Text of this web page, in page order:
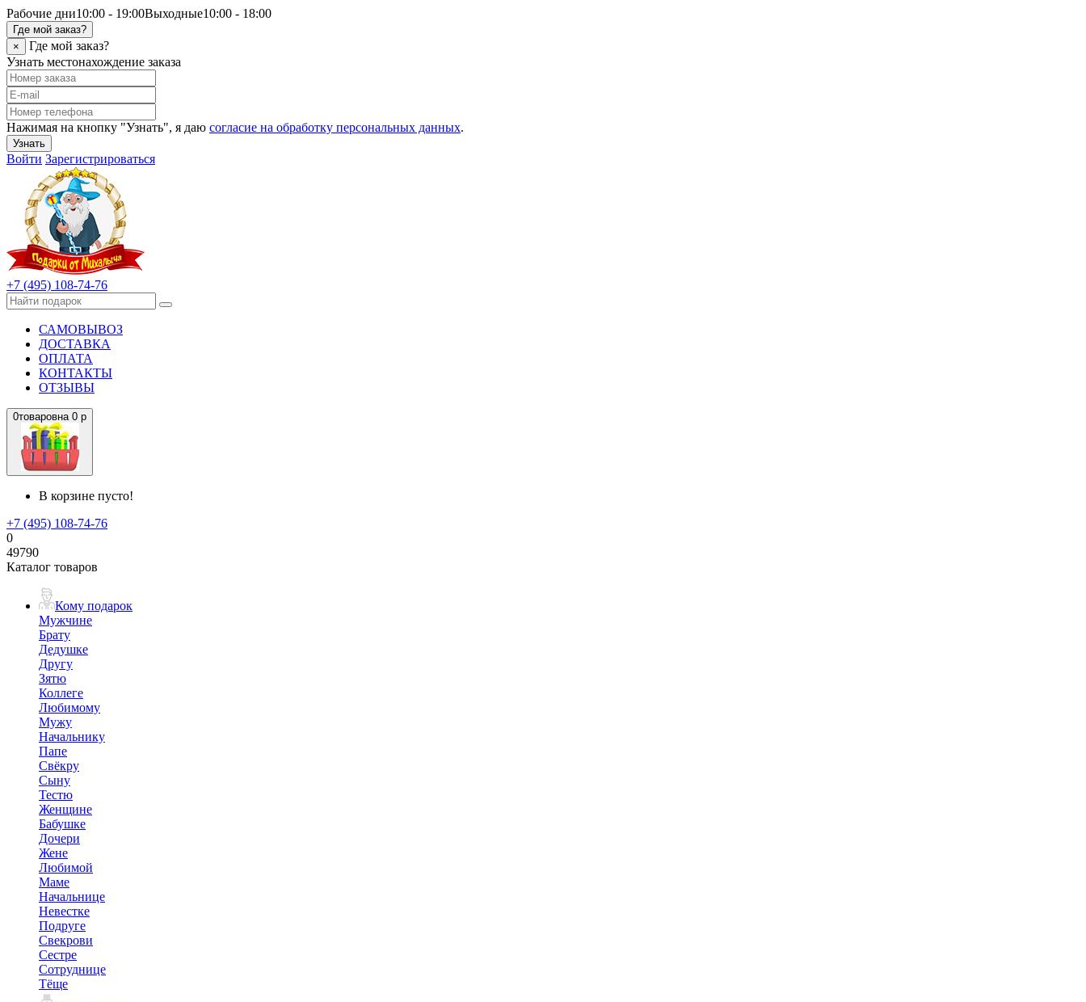
Рабочие дни10:00 - 19:00Выходные10:00 - 18:00
Где мой заказ?
×
Где мой заказ?
Узнать местонахождение заказа
Нажимая на кнопку "Узнать", я даю согласие на обработку персональных данных.
Узнать
Войти Зарегистрироваться
+7 (495) 108-74-76
САМОВЫВОЗ
ДОСТАВКА
ОПЛАТА
КОНТАКТЫ
ОТЗЫВЫ
0товаровна 0 р
В корзине пусто!
+7 (495) 108-74-76
0
49790
Каталог товаров
Кому подарок
Мужчине
Брату
Дедушке
Другу
Зятю
Коллеге
Любимому
Мужу
Начальнику
Папе
Свёкру
Сыну
Тестю
Женщине
Бабушке
Дочери
Жене
Любимой
Маме
Начальнице
Невестке
Подруге
Свекрови
Сестре
Сотруднице
Тёще